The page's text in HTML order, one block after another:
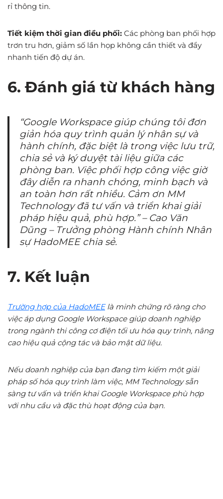
rỉ thông tin.
Tiết kiệm thời gian điều phối: Các phòng ban phối hợp
trơn tru hơn, giảm số lần họp không cần thiết và đẩy
nhanh tiến độ dự án.
6. Đánh giá từ khách hàng
“Google Workspace giúp chúng tôi đơn
giản hóa quy trình quản lý nhân sự và
hành chính, đặc biệt là trong việc lưu trữ,
chia sẻ và ký duyệt tài liệu giữa các
phòng ban. Việc phối hợp công việc giờ
đây diễn ra nhanh chóng, minh bạch và
an toàn hơn rất nhiều. Cảm ơn MM
Technology đã tư vấn và triển khai giải
pháp hiệu quả, phù hợp.” – Cao Văn
Dũng – Trưởng phòng Hành chính Nhân
sự HadoMEE chia sẻ.
7. Kết luận
Trường hợp của HadoMEElà minh chứng rõ ràng cho
việc áp dụng Google Workspace giúp doanh nghiệp
trong ngành thi công cơ điện tối ưu hóa quy trình, nâng
cao hiệu quả cộng tác và bảo mật dữ liệu.
Nếu doanh nghiệp của bạn đang tìm kiếm một giải
pháp số hóa quy trình làm việc, MM Technology sẵn
sàng tư vấn và triển khai Google Workspace phù hợp
với nhu cầu và đặc thù hoạt động của bạn.